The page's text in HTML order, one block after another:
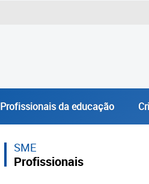
Profissionais da educação
SME
Profissionais